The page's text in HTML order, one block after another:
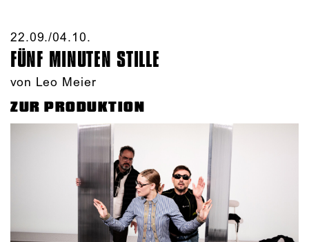
22.09./​04.10.​
FÜNF MINUTEN STILLE
von Leo Meier
ZUR PRODUKTION